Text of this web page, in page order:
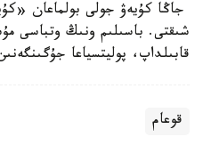
جاڭا كۇيەۋ جولى بولماعان
شىقتى. باسىلىم ونىڭ وتباسى
قابىلداپ، پوليتسياعا
قوعام